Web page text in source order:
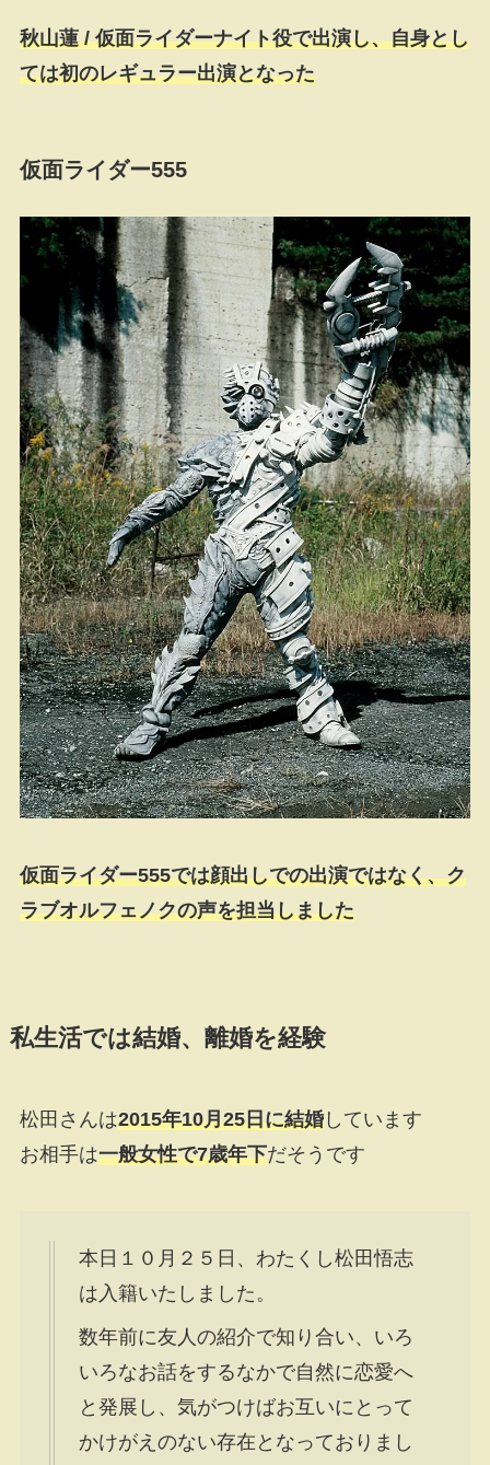
秋山蓮 / 仮面ライダーナイト役で出演し、自身とし
ては初のレギュラー出演となった
仮面ライダー555
仮面ライダー555では顔出しでの出演ではなく、ク
ラブオルフェノクの声を担当しました
私生活では結婚、離婚を経験
松田さんは2015年10月25日に結婚しています
お相手は一般女性で7歳年下だそうです
本日１０月２５日、わたくし松田悟志
は入籍いたしました。
数年前に友人の紹介で知り合い、いろ
いろなお話をするなかで自然に恋愛へ
と発展し、気がつけばお互いにとって
かけがえのない存在となっておりまし